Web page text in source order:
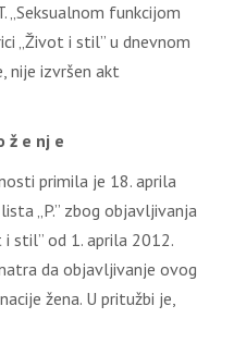
„Seksualnom funkcijom
„Život i stil” u dnevnom
nije izvršen akt
ž e nj e
primila je 18. aprila
„P.” zbog objavljivanja
i stil” od 1. aprila 2012.
da objavljivanje ovog
žena. U pritužbi je,